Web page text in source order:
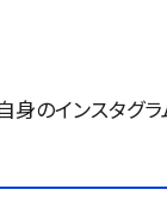
のインスタグ